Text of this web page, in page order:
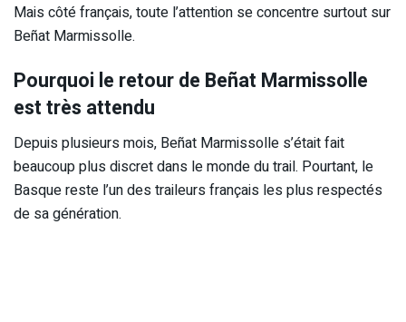
Mais côté français, toute l’attention se concentre surtout sur
Beñat Marmissolle.
Pourquoi le retour de Beñat Marmissolle
est très attendu
Depuis plusieurs mois, Beñat Marmissolle s’était fait
beaucoup plus discret dans le monde du trail. Pourtant, le
Basque reste l’un des traileurs français les plus respectés
de sa génération.